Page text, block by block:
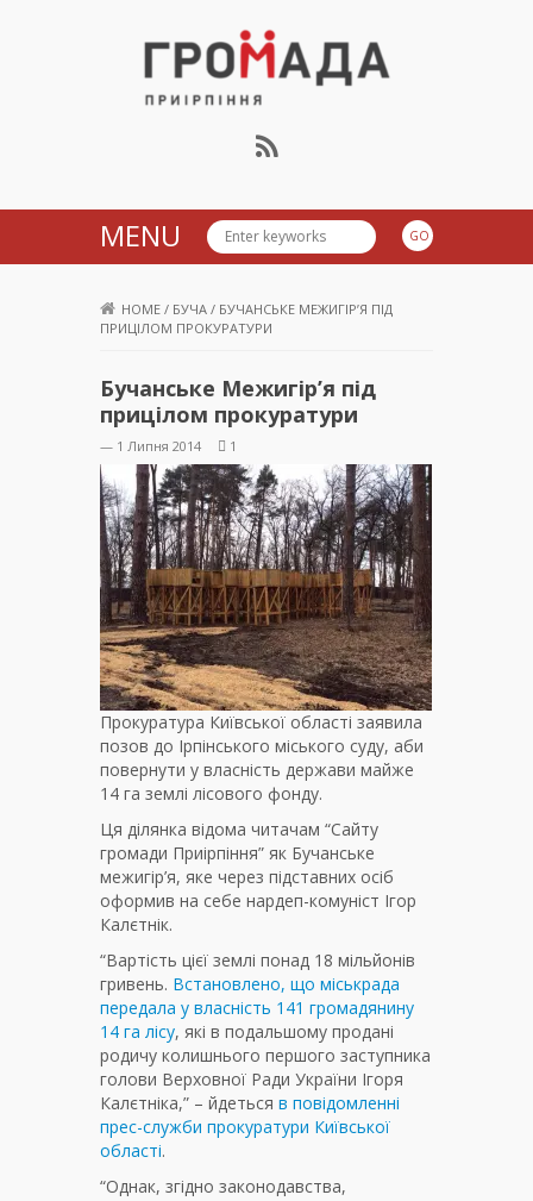
Громада Приірпіння
MENU
HOME / БУЧА / БУЧАНСЬКЕ МЕЖИГІР’Я ПІД
ПРИЦІЛОМ ПРОКУРАТУРИ
Бучанське Межигір’я під
прицілом прокуратури
— 1 Липня 2014 1
Прокуратура Київської області заявила
позов до Ірпінського міського суду, аби
повернути у власність держави майже
14 га землі лісового фонду.
Ця ділянка відома читачам “Сайту
громади Приірпіння” як Бучанське
межигір’я, яке через підставних осіб
оформив на себе нардеп-комуніст Ігор
Калєтнік.
“Вартість цієї землі понад 18 мільйонів
гривень. Встановлено, що міськрада
передала у власність 141 громадянину
14 га лісу, які в подальшому продані
родичу колишнього першого заступника
голови Верховної Ради України Ігоря
Калєтніка,” – йдеться в повідомленні
прес-служби прокуратури Київської
області.
“Однак, згідно законодавства,